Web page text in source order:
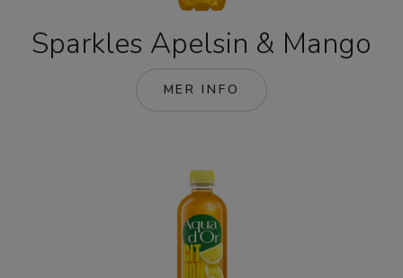
Sparkles Apelsin & Mango
MER INFO